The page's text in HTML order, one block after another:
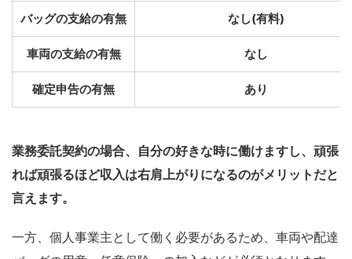
バッグの支給の有無 なし(有料)
車両の支給の有無 なし
確定申告の有無 あり
業務委託契約の場合、自分の好きな時に働けますし、頑張
れば頑張るほど収入は右肩上がりになるのがメリットだと
言えます。
一方、個人事業主として働く必要があるため、車両や配達